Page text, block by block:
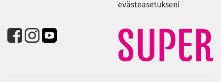
evästeasetukseni